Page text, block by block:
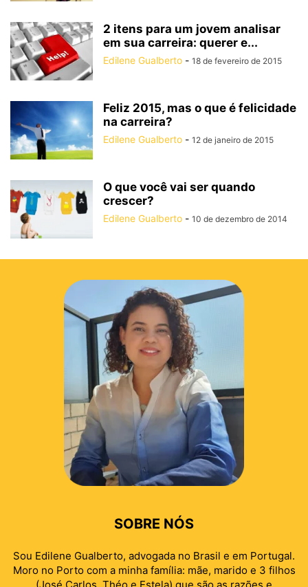
2 itens para um jovem analisar
em sua carreira: querer e...
Edilene Gualberto - 18 de fevereiro de 2015
Feliz 2015, mas o que é felicidade
na carreira?
Edilene Gualberto - 12 de janeiro de 2015
O que você vai ser quando
crescer?
Edilene Gualberto - 10 de dezembro de 2014
SOBRE NÓS
Sou Edilene Gualberto, advogada no Brasil e em Portugal.
Moro no Porto com a minha família: mãe, marido e 3 filhos